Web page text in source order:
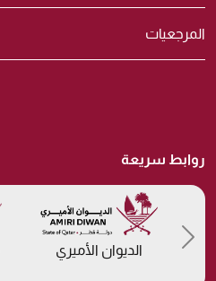
المرجعيات
روابط سريعة
الديوان الأميري
Previous